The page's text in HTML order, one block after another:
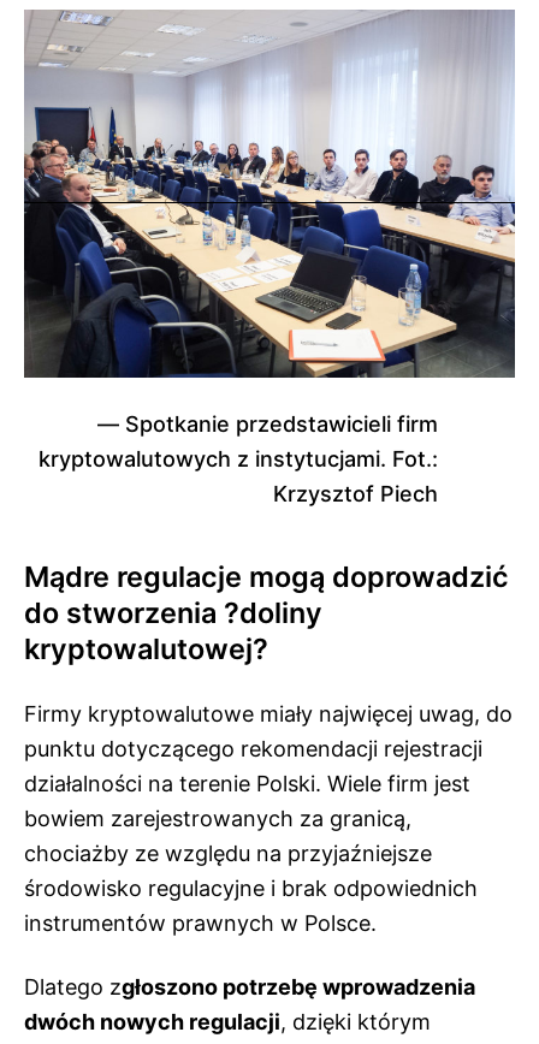
Spotkanie przedstawicieli firm
kryptowalutowych z instytucjami. Fot.:
Krzysztof Piech
Mądre regulacje mogą doprowadzić
do stworzenia ?doliny
kryptowalutowej?
Firmy kryptowalutowe miały najwięcej uwag, do
punktu dotyczącego rekomendacji rejestracji
działalności na terenie Polski. Wiele firm jest
bowiem zarejestrowanych za granicą,
chociażby ze względu na przyjaźniejsze
środowisko regulacyjne i brak odpowiednich
instrumentów prawnych w Polsce.
Dlatego zgłoszono potrzebę wprowadzenia
dwóch nowych regulacji, dzięki którym